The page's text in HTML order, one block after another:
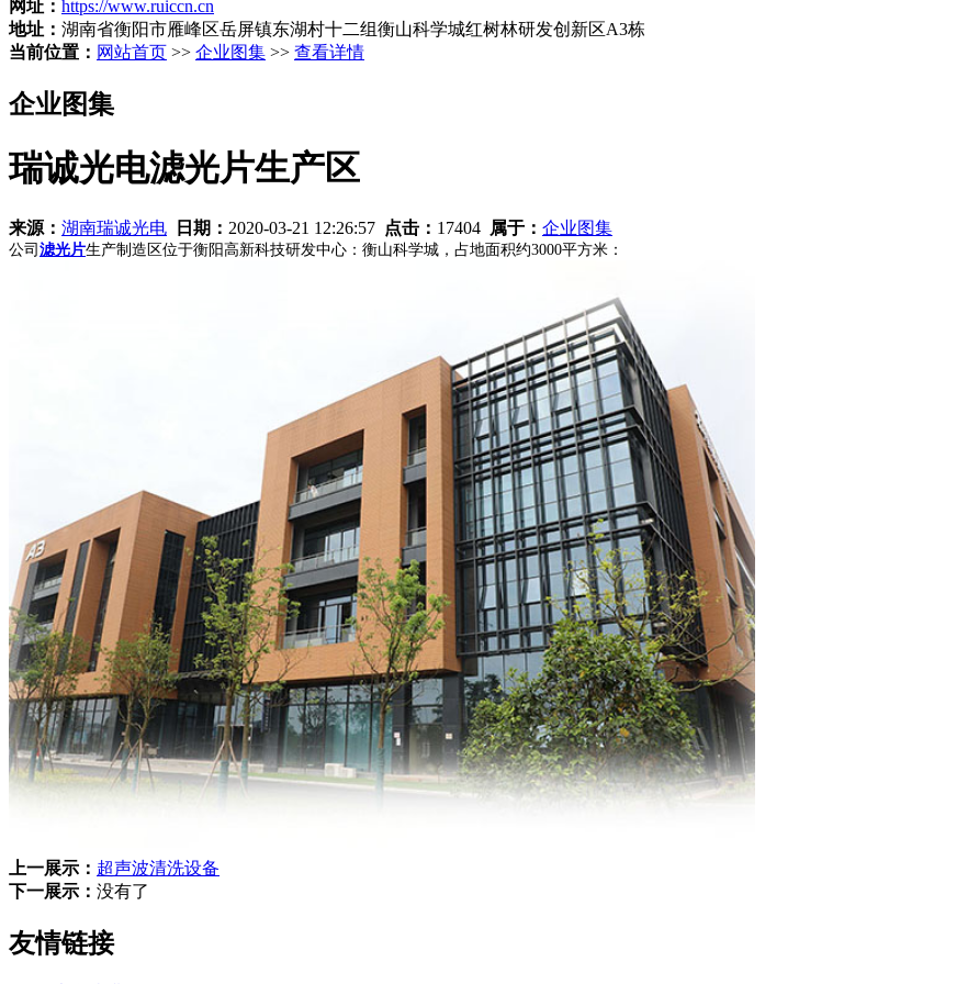
网址： https://www.ruiccn.cn
地址： 湖南省衡阳市雁峰区岳屏镇东湖村十二组衡山科学城红树林研发创新区A3栋
当前位置： 网站首页 >> 企业图集 >> 查看详情
企业图集
瑞诚光电滤光片生产区
来源： 湖南瑞诚光电 日期： 2020-03-21 12:26:57 点击： 17404 属于： 企业图集
公司 滤光片生产制造区位于衡阳高新科技研发中心：衡山科学城，占地面积约3000平方米：
上一展示： 超声波清洗设备
下一展示： 没有了
友情链接